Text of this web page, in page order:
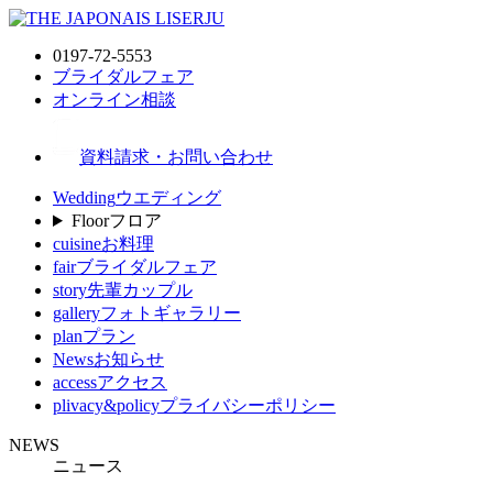
0197-72-5553
ブライダルフェア
オンライン相談
資料請求・お問い合わせ
Weddingウエディング
Floorフロア
cuisineお料理
fairブライダルフェア
story先輩カップル
galleryフォトギャラリー
planプラン
Newsお知らせ
accessアクセス
plivacy&policyプライバシーポリシー
NEWS
ニュース